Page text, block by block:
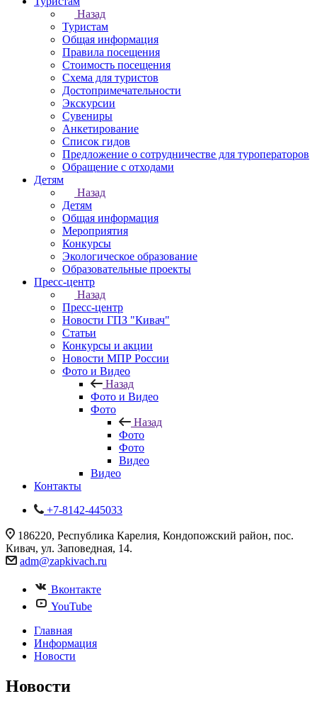
Назад
Туристам
Общая информация
Правила посещения
Стоимость посещения
Схема для туристов
Достопримечательности
Экскурсии
Сувениры
Анкетирование
Список гидов
Предложение о сотрудничестве для туроператоров
Обращение с отходами
Детям
Назад
Детям
Общая информация
Мероприятия
Конкурсы
Экологическое образование
Образовательные проекты
Пресс-центр
Назад
Пресс-центр
Новости ГПЗ "Кивач"
Статьи
Конкурсы и акции
Новости МПР России
Фото и Видео
Назад
Фото и Видео
Фото
Назад
Фото
Фото
Видео
Видео
Контакты
+7-8142-445033
186220, Республика Карелия, Кондопожский район, пос.
Кивач, ул. Заповедная, 14.
adm@zapkivach.ru
Вконтакте
YouTube
Главная
Информация
Новости
Новости